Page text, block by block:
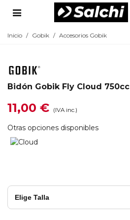
Inicio / Gobik / Accesorios Gobik
Bidón Gobik Fly Cloud 750cc
11,00 € (IVA inc.)
Otras opciones disponibles
Elige Talla